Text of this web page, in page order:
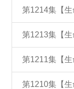
第1214集【
第1213集【
第1211集【
第1210集【